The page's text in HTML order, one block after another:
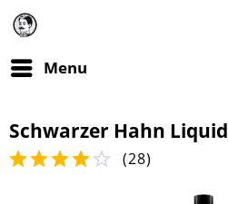
Menu
Schwarzer Hahn Liquid
(28)